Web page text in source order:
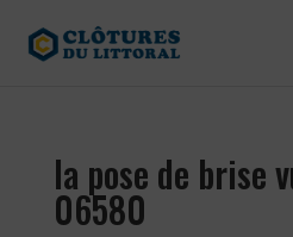
la pose de brise
06580